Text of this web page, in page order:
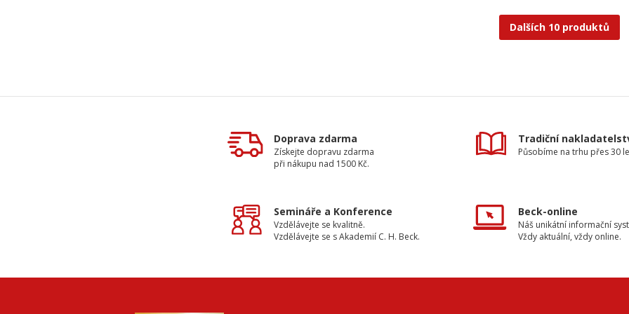
Dalších 10 produktů
Doprava zdarma
Získejte dopravu zdarma
při nákupu nad 1500 Kč.
Tradiční
Působíme na trhu přes 30
Semináře a Konference
Vzdělávejte se kvalitně.
Vzdělávejte se s Akademií C. H. Beck.
Beck-online
Náš unikátní informační
Vždy aktuální, vždy online.